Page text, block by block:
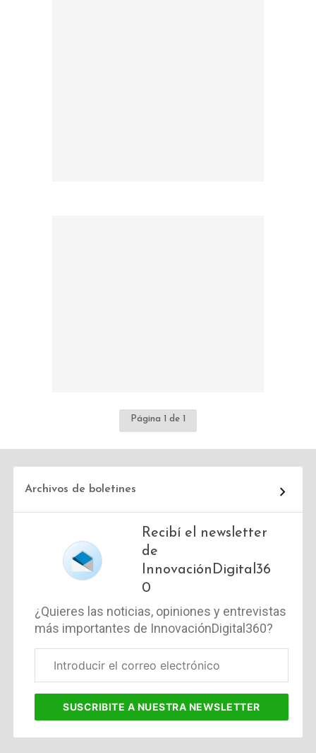
Página 1 de 1
Archivos de boletines
Recibí el newsletter
de
InnovaciónDigital36
0
¿Quieres las noticias, opiniones y entrevistas
más importantes de InnovaciónDigital360?
electrónico
SUSCRIBITE A NUESTRA NEWSLETTER